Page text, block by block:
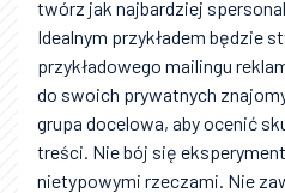
twórz jak najbardziej
Idealnym przykładem będzie
przykładowego mailingu
do swoich prywatnych
grupa docelowa, aby ocenić
treści. Nie bój się
nietypowymi rzeczami. Nie